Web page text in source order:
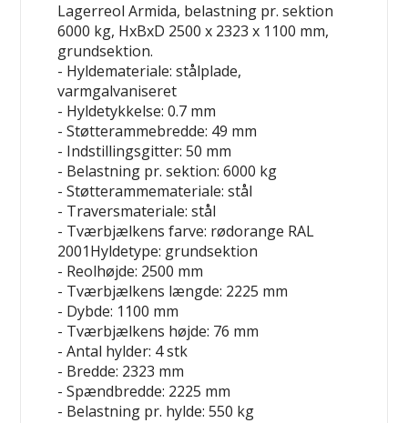
Lagerreol Armida, belastning pr. sektion
6000 kg, HxBxD 2500 x 2323 x 1100 mm,
grundsektion.
- Hyldemateriale: stålplade,
varmgalvaniseret
- Hyldetykkelse: 0.7 mm
- Støtterammebredde: 49 mm
- Indstillingsgitter: 50 mm
- Belastning pr. sektion: 6000 kg
- Støtterammemateriale: stål
- Traversmateriale: stål
- Tværbjælkens farve: rødorange RAL
2001Hyldetype: grundsektion
- Reolhøjde: 2500 mm
- Tværbjælkens længde: 2225 mm
- Dybde: 1100 mm
- Tværbjælkens højde: 76 mm
- Antal hylder: 4 stk
- Bredde: 2323 mm
- Spændbredde: 2225 mm
- Belastning pr. hylde: 550 kg